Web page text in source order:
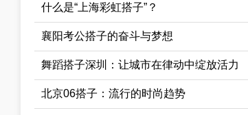
什么是“上海彩虹搭子”？
襄阳考公搭子的奋斗与梦想
舞蹈搭子深圳：让城市在律动中绽放活力
北京06搭子：流行的时尚趋势